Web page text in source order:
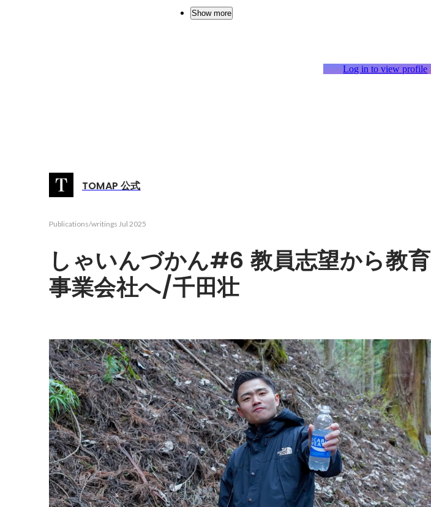
Show more
Log in to view profile
TOMAP 公式
Publications/writings Jul 2025
しゃいんづかん#6 教員志望から教育
事業会社へ/千田壮